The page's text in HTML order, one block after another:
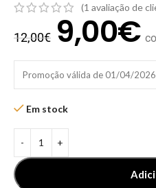
(1 avaliação de
12,00€ 9,00€
Promoção válida de 01/04/
Em stock